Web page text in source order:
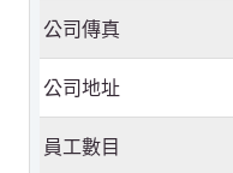
公司傳真
公司地址
員工數目